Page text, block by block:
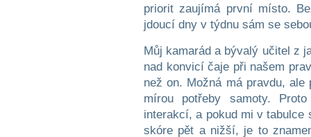
priorit zaujímá první místo.
jdoucí dny v týdnu sám se
Můj kamarád a bývalý učitel z
nad konvicí čaje při našem
než on. Možná má pravdu,
mírou potřeby samoty.
interakcí, a pokud mi v
skóre pět a nižší, je to